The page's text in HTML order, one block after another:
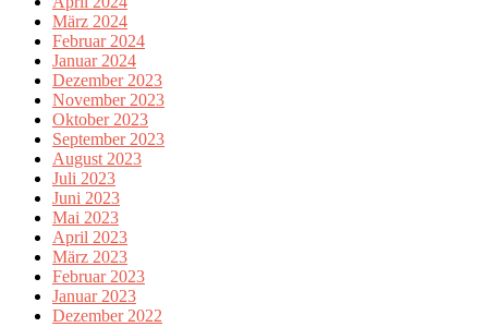
März 2024
Februar 2024
Januar 2024
Dezember 2023
November 2023
Oktober 2023
September 2023
August 2023
Juli 2023
Juni 2023
Mai 2023
April 2023
März 2023
Februar 2023
Januar 2023
Dezember 2022